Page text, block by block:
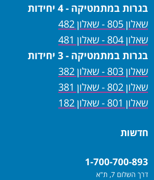
בגרות במתמטיקה - 4 יחידות
שאלון 805 - שאלון 482
שאלון 804 - שאלון 481
בגרות במתמטיקה - 3 יחידות
שאלון 803 - שאלון 382
שאלון 802 - שאלון 381
שאלון 801 - שאלון 182
חדשות
1-700-700-893
דרך השלום 7, ת"א